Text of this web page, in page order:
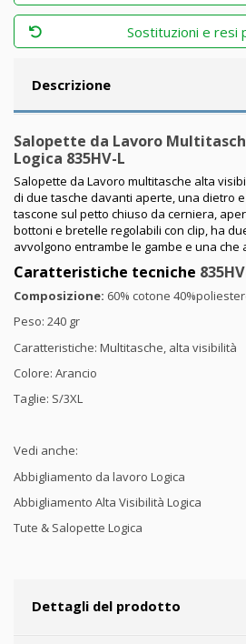
Sostituzioni e resi
Descrizione
Salopette da Lavoro
Logica 835HV-L
Salopette da Lavoro multitasche alta
di due tasche davanti aperte, una dietro
tascone sul petto chiuso da cerniera,
bottoni e bretelle regolabili con clip, ha
avvolgono entrambe le gambe e una che
Caratteristiche tecniche
Composizione: 60% cotone
Peso: 240 gr
Caratteristiche: Multitasche, alta visibilità
Colore: Arancio
Taglie: S/3XL
Vedi anche:
Abbigliamento da lavoro Logica
Abbigliamento Alta Visibilità Logica
Tute & Salopette Logica
Dettagli del prodotto